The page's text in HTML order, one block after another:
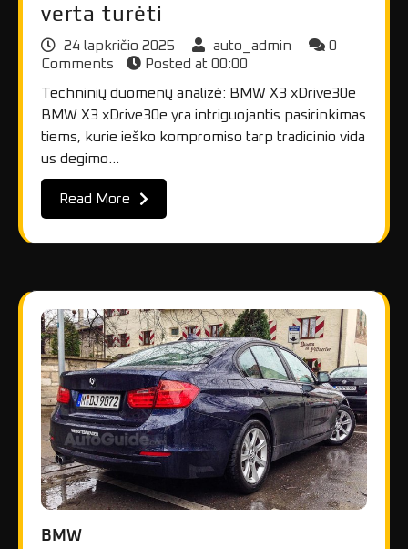
verta turėti
24 lapkričio 2025 auto_admin
0
Comments
Posted at 00:00
Techninių duomenų analizė: BMW X3 xDrive30e
BMW X3 xDrive30e yra intriguojantis pasirinkimas
tiems, kurie ieško kompromiso tarp tradicinio vida
us degimo…
Read More
BMW